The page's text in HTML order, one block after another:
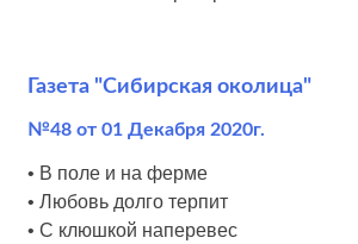
Газета "Сибирская околица"
№48 от 01 Декабря 2020г.
• В поле и на ферме
• Любовь долго терпит
• С клюшкой наперевес